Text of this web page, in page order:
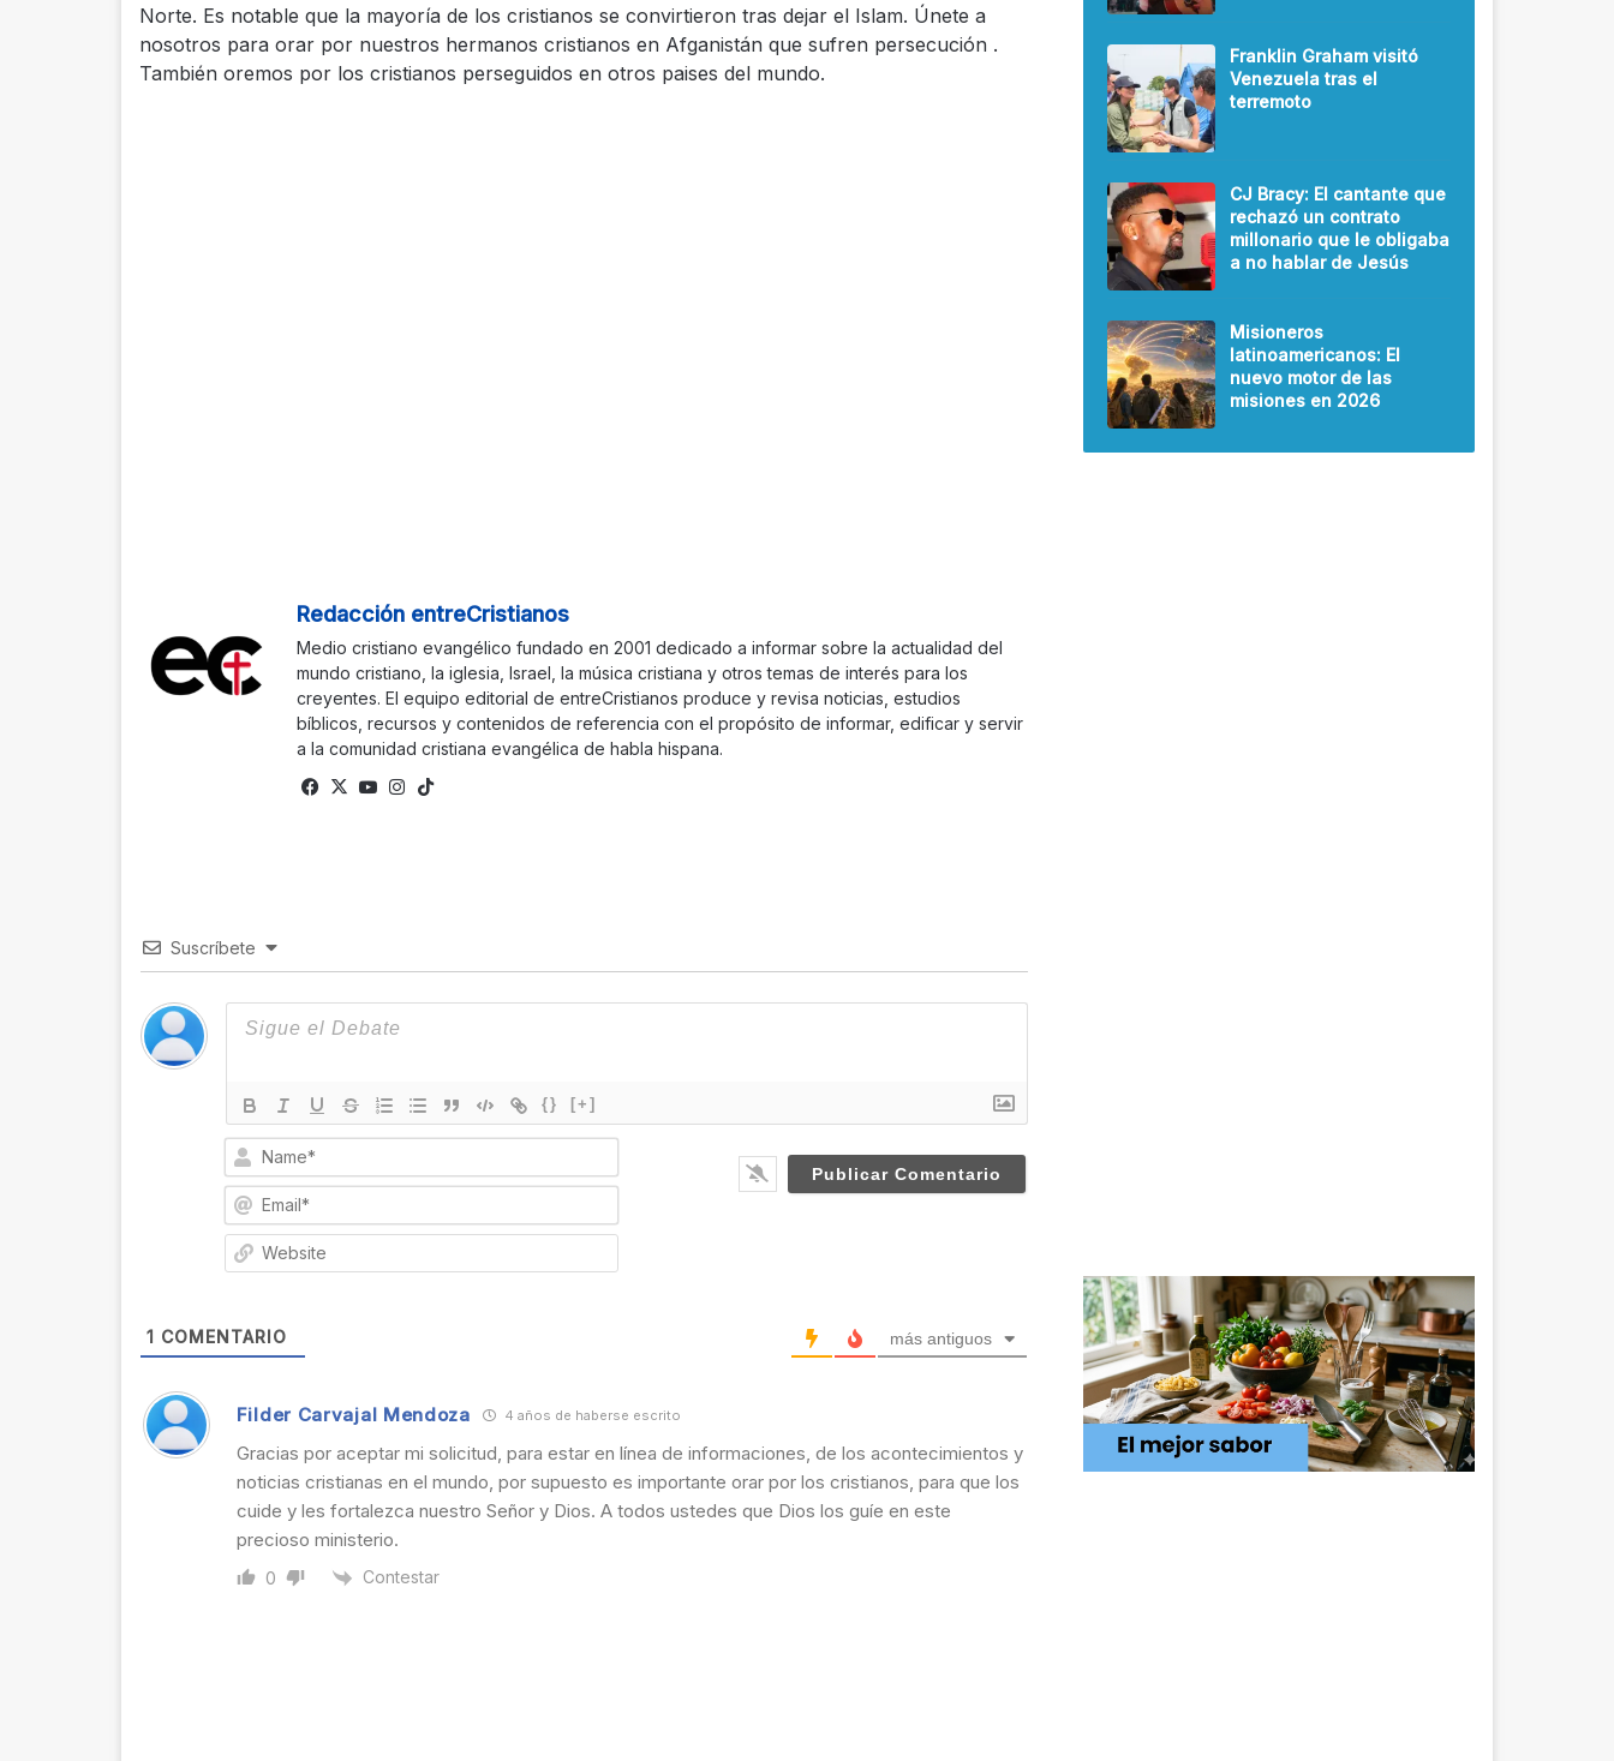
Norte. Es notable que la mayoría de los cristianos se convirtieron tras dejar el Islam. Únete a
nosotros para orar por nuestros hermanos cristianos en Afganistán que sufren persecución .
También oremos por los cristianos perseguidos en otros paises del mundo.
Redacción entreCristianos
Medio cristiano evangélico fundado en 2001 dedicado a informar sobre la actualidad del
mundo cristiano, la iglesia, Israel, la música cristiana y otros temas de interés para los
creyentes. El equipo editorial de entreCristianos produce y revisa noticias, estudios
bíblicos, recursos y contenidos de referencia con el propósito de informar, edificar y servir
a la comunidad cristiana evangélica de habla hispana.
Facebook
X YouTubeInstagram
Suscríbete
{} [+]
m
*a
l
1 COMENTARIO más antiguos
Filder Carvajal Mendoza 4 años de haberse escrito
Gracias por aceptar mi solicitud, para estar en línea de informaciones, de los acontecimientos y
noticias cristianas en el mundo, por supuesto es importante orar por los cristianos, para que los
cuide y les fortalezca nuestro Señor y Dios. A todos ustedes que Dios los guíe en este
precioso ministerio.
0 Contestar
Franklin Graham visitó
Venezuela tras el
terremoto
CJ Bracy: El cantante que
rechazó un contrato
millonario que le obligaba
a no hablar de Jesús
Misioneros
latinoamericanos: El
nuevo motor de las
misiones en 2026